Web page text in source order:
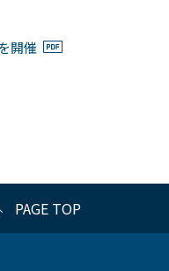
開催
PAGE TOP